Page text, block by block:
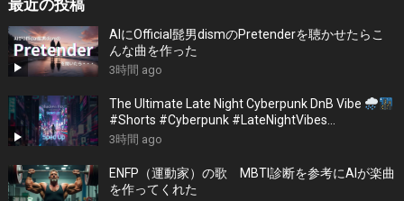
最近の投稿
AIにOfficial髭男dismのPretenderを聴かせたらこ
んな曲を作った
3時間 ago
The Ultimate Late Night Cyberpunk DnB Vibe
#Shorts #Cyberpunk #LateNightVibes
#ElectronicMusic
3時間 ago
ENFP（運動家）の歌 MBTI診断を参考にAIが楽曲
を作ってくれた